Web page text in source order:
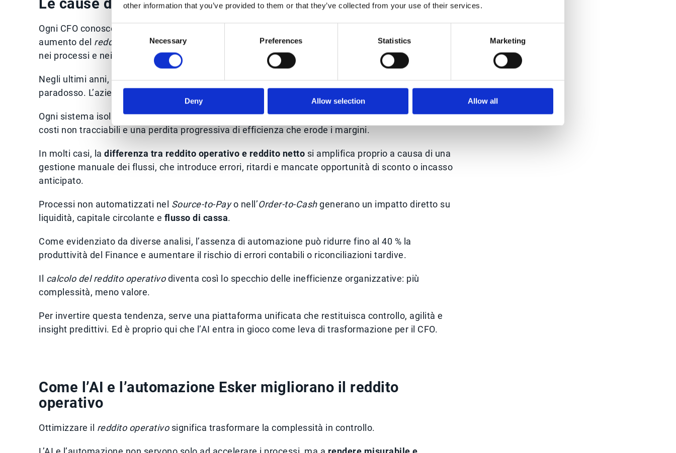
other information that you’ve provided to them or that they’ve collected from your use of their services.
Consent
Selection
Necessary Preferences Statistics Marketing
Deny Allow selection Allow all
Le cause della compressione del reddito operativo
Ogni CFO conosce bene la frustrazione di vedere crescere i ricavi senza un corrispondente
aumento del reddito operativo. La causa raramente risiede nel mercato: spesso è interna, nascosta
nei processi e nei sistemi che governano la
gestione caratteristica
Negli ultimi anni, la digitalizzazione parziale e l’uso di soluzioni puntuali hanno generato un
paradosso. L’azienda dispone di più tecnologie, ma di meno visibilità.
Ogni sistema isolato frammenta dati e responsabilità: il risultato è una catena decisionale lenta,
costi non tracciabili e una perdita progressiva di efficienza che erode i margini.
In molti casi, la differenza tra reddito operativo e reddito netto si amplifica proprio a causa di una
gestione manuale dei flussi, che introduce errori, ritardi e mancate opportunità di sconto o incasso
anticipato.
Processi non automatizzati nel Source-to-Payo nell’Order-to-Cashgenerano un impatto diretto su
liquidità, capitale circolante e flusso di cassa.
Come evidenziato da diverse analisi, l’assenza di automazione può ridurre fino al 40 % la
produttività del Finance e aumentare il rischio di errori contabili o riconciliazioni tardive.
Il calcolo del reddito operativodiventa così lo specchio delle inefficienze organizzative: più
complessità, meno valore.
Per invertire questa tendenza, serve una piattaforma unificata che restituisca controllo, agilità e
insight predittivi. Ed è proprio qui che l’AI entra in gioco come leva di trasformazione per il CFO.
Come l’AI e l’automazione Esker migliorano il reddito
operativo
Ottimizzare il reddito operativosignifica trasformare la complessità in controllo.